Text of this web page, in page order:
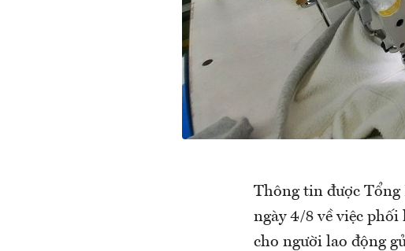
Thông tin được Tổng
ngày 4/8 về việc
cho người lao động